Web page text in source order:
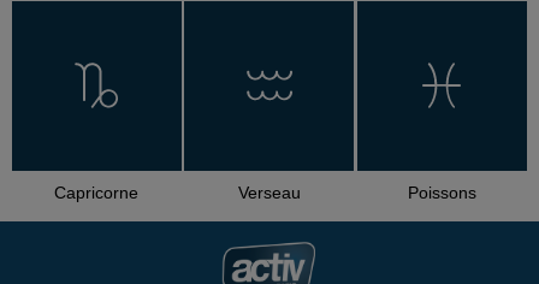
Capricorne Verseau Poissons